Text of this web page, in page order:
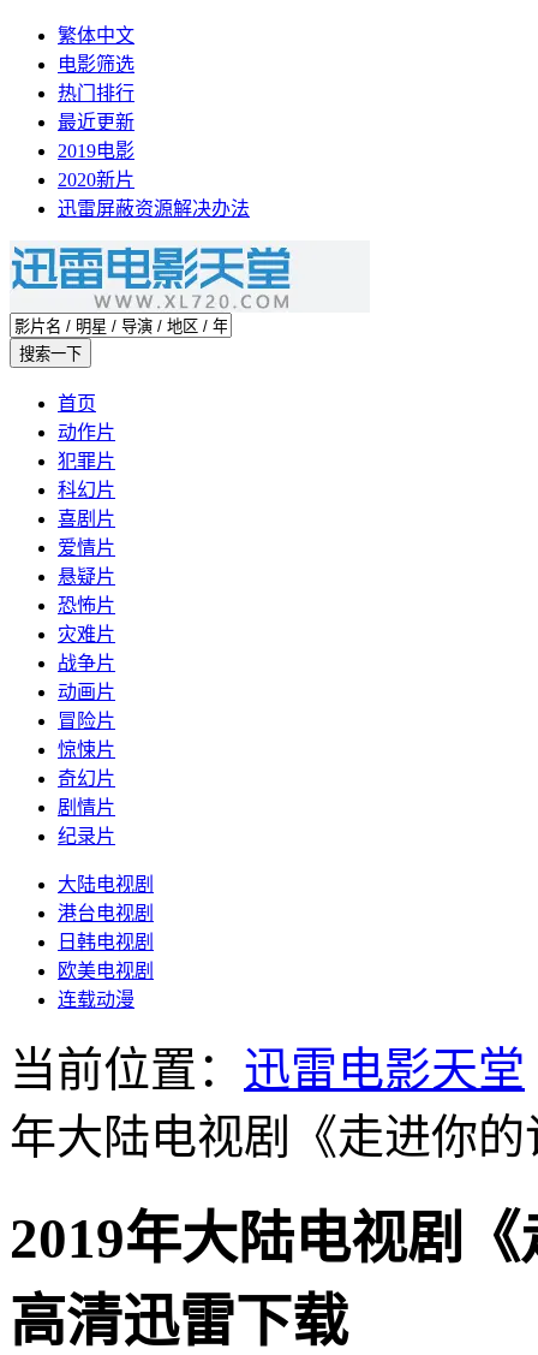
繁体中文
电影筛选
热门排行
最近更新
2019电影
2020新片
迅雷屏蔽资源解决办法
首页
动作片
犯罪片
科幻片
喜剧片
爱情片
悬疑片
恐怖片
灾难片
战争片
动画片
冒险片
惊悚片
奇幻片
剧情片
纪录片
大陆电视剧
港台电视剧
日韩电视剧
欧美电视剧
连载动漫
当前位置： 迅雷电影天堂
年大陆电视剧《走进你
2019年大陆电视剧
高清迅雷下载